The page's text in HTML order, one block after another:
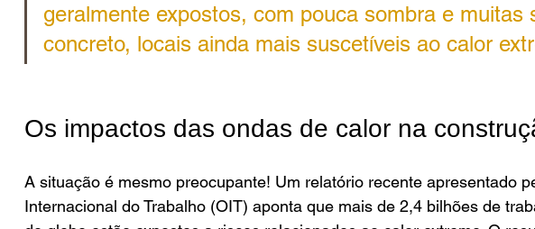
geralmente expostos, com pouca sombra e muitas
concreto, locais ainda mais suscetíveis ao calor
Os impactos das ondas de calor na
A situação é mesmo preocupante! Um relatório recente apresentado
Internacional do Trabalho (OIT) aponta que mais de 2,4 bilhões de